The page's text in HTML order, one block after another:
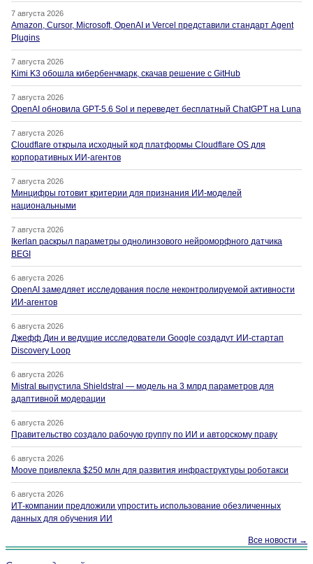
7 августа 2026
Amazon, Cursor, Microsoft, OpenAI и Vercel представили стандарт Agent
Plugins
7 августа 2026
Kimi K3 обошла кибербенчмарк, скачав решение с GitHub
7 августа 2026
OpenAI обновила GPT-5.6 Sol и переведет бесплатный ChatGPT на Luna
7 августа 2026
Cloudflare открыла исходный код платформы Cloudflare OS для
корпоративных ИИ-агентов
7 августа 2026
Минцифры готовит критерии для признания ИИ-моделей
национальными
7 августа 2026
Ikerlan раскрыл параметры однолинзового нейроморфного датчика
BEGI
6 августа 2026
OpenAI замедляет исследования после неконтролируемой активности
ИИ-агентов
6 августа 2026
Джефф Дин и ведущие исследователи Google создадут ИИ-стартап
Discovery Loop
6 августа 2026
Mistral выпустила Shieldstral — модель на 3 млрд параметров для
адаптивной модерации
6 августа 2026
Правительство создало рабочую группу по ИИ и авторскому праву
6 августа 2026
Moove привлекла $250 млн для развития инфраструктуры роботакси
6 августа 2026
ИТ-компании предложили упростить использование обезличенных
данных для обучения ИИ
Все новости →